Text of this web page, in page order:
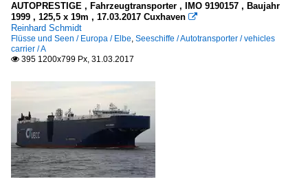
AUTOPRESTIGE , Fahrzeugtransporter , IMO 9190157 , Baujahr
1999 , 125,5 x 19m , 17.03.2017 Cuxhaven 
Reinhard Schmidt
Flüsse und Seen / Europa / Elbe, Seeschiffe / Autotransporter / vehicles
carrier / A
 395 1200x799 Px, 31.03.2017